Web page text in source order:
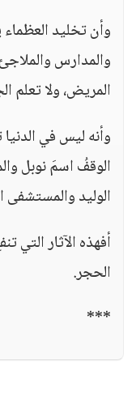
وأن تخليد
والمدارس
المريض، ولا تعلم
وأنه ليس في
الوقفُ اسمَ نوبل
الوليد
أفهذه الآثار التي
الحجر.
***